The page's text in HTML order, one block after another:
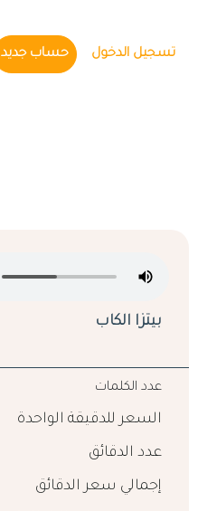
تسجيل الدخول حساب جديد
بيتزا الكاب
عدد الكلمات
السعر للدقيقة الواحدة
عدد الدقائق
إجمالي سعر الدقائق